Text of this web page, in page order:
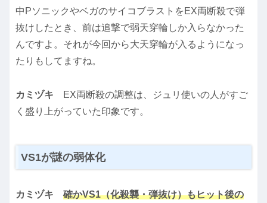
中PソニックやベガのサイコブラストをEX両断殺で弾
抜けしたとき、前は追撃で弱天穿輪しか入らなかった
んですよ。それが今回から大天穿輪が入るようになっ
たりもしてますね。
カミヅキ EX両断殺の調整は、ジュリ使いの人がすご
く盛り上がっていた印象です。
VS1が謎の弱体化
カミヅキ
確かVS1（化殺襲・弾抜け）もヒット後の